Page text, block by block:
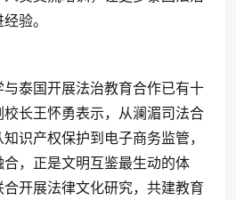
验。
泰国开展法治教育合作已有十
长王怀勇表示，从澜湄司法合
识产权保护到电子商务监管，
，正是文明互鉴最生动的体
开展法律文化研究，共建教育